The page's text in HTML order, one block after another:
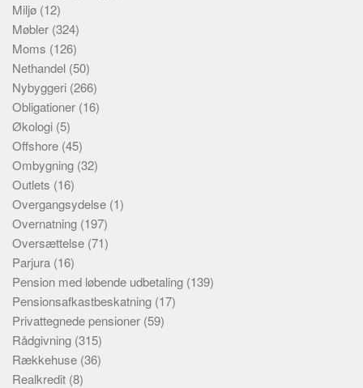
Miljø (12)
Møbler (324)
Moms (126)
Nethandel (50)
Nybyggeri (266)
Obligationer (16)
Økologi (5)
Offshore (45)
Ombygning (32)
Outlets (16)
Overgangsydelse (1)
Overnatning (197)
Oversættelse (71)
Parjura (16)
Pension med løbende udbetaling (139)
Pensionsafkastbeskatning (17)
Privattegnede pensioner (59)
Rådgivning (315)
Rækkehuse (36)
Realkredit (8)